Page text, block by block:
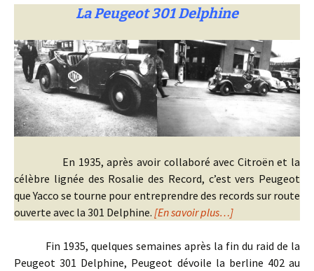
La Peugeot 301 Delphine
En 1935, après avoir collaboré avec Citroën et la
célèbre lignée des Rosalie des Record, c’est vers Peugeot
que Yacco se tourne pour entreprendre des records sur route
ouverte avec la 301 Delphine. [En savoir plus…]
Fin 1935, quelques semaines après la fin du raid de la
Peugeot 301 Delphine, Peugeot dévoile la berline 402 au